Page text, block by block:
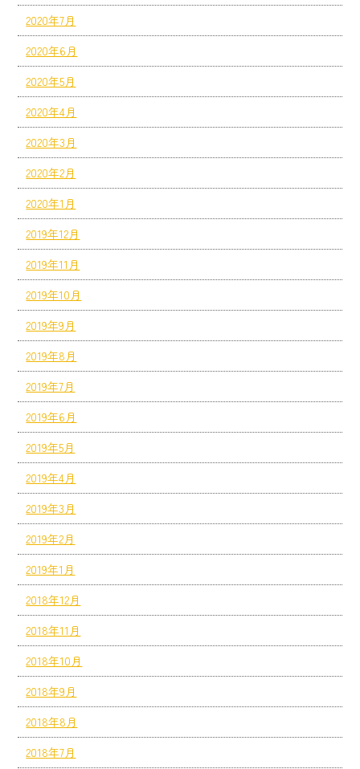
2020年7月
2020年6月
2020年5月
2020年4月
2020年3月
2020年2月
2020年1月
2019年12月
2019年11月
2019年10月
2019年9月
2019年8月
2019年7月
2019年6月
2019年5月
2019年4月
2019年3月
2019年2月
2019年1月
2018年12月
2018年11月
2018年10月
2018年9月
2018年8月
2018年7月